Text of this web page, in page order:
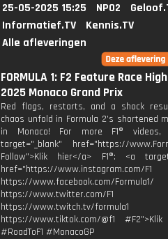
25-05-2025 15:25 NPO2
Informatief.TV
Kennis.TV
Alle afleveringen
FORMULA 1: F2 Feature Race
2025 Monaco Grand Prix
Red flags, restarts, and a shock
chaos unfold in Formula 2’s shortened
in Monaco! For more F1®
target="_blank" href="https://
Follow">Klik hier</a> F1®: <a
href="https://www.instagram.com/F1
https://www.facebook.com/Formula1/
https://www.twitter.com/F1
https://www.twitch.tv/formula1
https://www.tiktok.com/@f1
#RoadToF1 #MonacoGP